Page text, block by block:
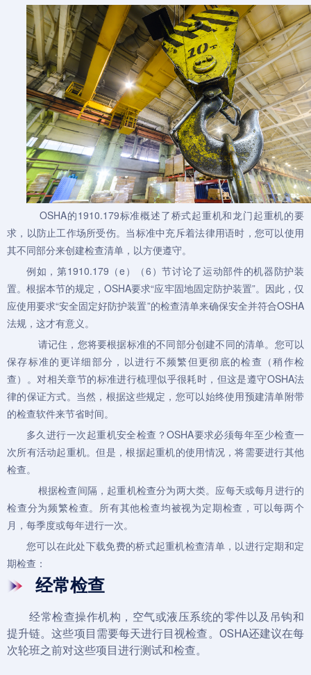
OSHA的1910.179标准概述了桥式起重机和龙门起重机的要
求，以防止工作场所受伤。当标准中充斥着法律用语时，您可以使用
其不同部分来创建检查清单，以方便遵守。
例如，第1910.179（e）（6）节讨论了运动部件的机器防护装
置。根据本节的规定，OSHA要求“应牢固地固定防护装置”。因此，仅
应使用要求“安全固定好防护装置”的检查清单来确保安全并符合OSHA
法规，这才有意义。
请记住，您将要根据标准的不同部分创建不同的清单。您可以
保存标准的更详细部分，以进行不频繁但更彻底的检查（稍作检
查）。对相关章节的标准进行梳理似乎很耗时，但这是遵守OSHA法
律的保证方式。当然，根据这些规定，您可以始终使用预建清单附带
的检查软件来节省时间。
多久进行一次起重机安全检查？OSHA要求必须每年至少检查一
次所有活动起重机。但是，根据起重机的使用情况，将需要进行其他
检查。
根据检查间隔，起重机检查分为两大类。应每天或每月进行的
检查分为频繁检查。所有其他检查均被视为定期检查，可以每两个
月，每季度或每年进行一次。
您可以在此处下载免费的桥式起重机检查清单，以进行定期和定
期检查：
经常检查
经常检查操作机构，空气或液压系统的零件以及吊钩和
提升链。这些项目需要每天进行目视检查。 OSHA还建议在每
次轮班之前对这些项目进行测试和检查。